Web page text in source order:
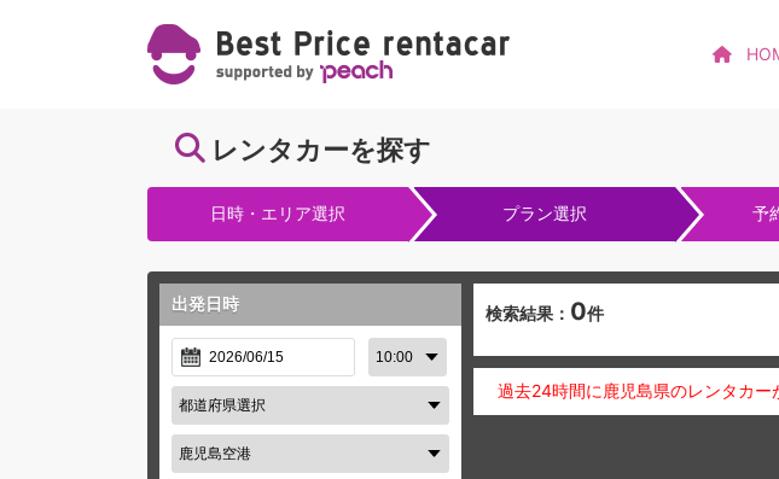
レンタカーを探す
日時・エリア選択 プラン選択 予
出発日時 検索結果： 0件
過去24時間に鹿児島県のレンタカー